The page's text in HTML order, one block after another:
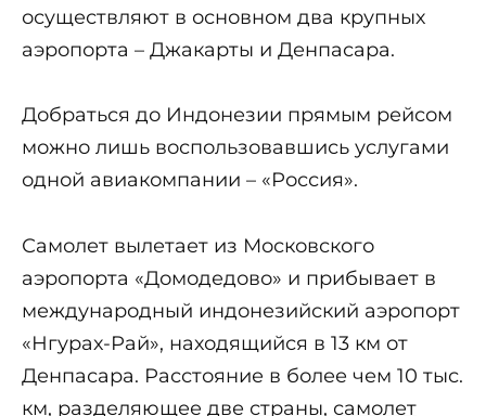
осуществляют в основном два крупных
аэропорта – Джакарты и Денпасара.
Добраться до Индонезии прямым рейсом
можно лишь воспользовавшись услугами
одной авиакомпании – «Россия».
Самолет вылетает из Московского
аэропорта «Домодедово» и прибывает в
международный индонезийский аэропорт
«Нгурах-Рай», находящийся в 13 км от
Денпасара. Расстояние в более чем 10 тыс.
км, разделяющее две страны, самолет